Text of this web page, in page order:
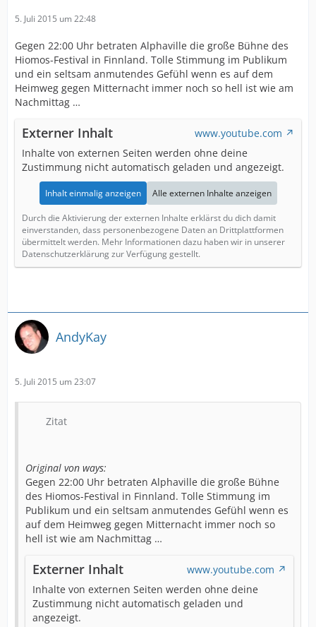
5. Juli 2015 um 22:48
Gegen 22:00 Uhr betraten Alphaville die große Bühne des
Hiomos-Festival in Finnland. Tolle Stimmung im Publikum
und ein seltsam anmutendes Gefühl wenn es auf dem
Heimweg gegen Mitternacht immer noch so hell ist wie am
Nachmittag …
Externer Inhalt
www.youtube.com
Inhalte von externen Seiten werden ohne deine
Zustimmung nicht automatisch geladen und angezeigt.
Inhalt einmalig anzeigen Alle externen Inhalte anzeigen
Durch die Aktivierung der externen Inhalte erklärst du dich damit
einverstanden, dass personenbezogene Daten an Drittplattformen
übermittelt werden. Mehr Informationen dazu haben wir in unserer
Datenschutzerklärung zur Verfügung gestellt.
AndyKay
5. Juli 2015 um 23:07
Zitat
Original von ways:
Gegen 22:00 Uhr betraten Alphaville die große Bühne
des Hiomos-Festival in Finnland. Tolle Stimmung im
Publikum und ein seltsam anmutendes Gefühl wenn es
auf dem Heimweg gegen Mitternacht immer noch so
hell ist wie am Nachmittag …
Externer Inhalt
www.youtube.com
Inhalte von externen Seiten werden ohne deine
Zustimmung nicht automatisch geladen und
angezeigt.